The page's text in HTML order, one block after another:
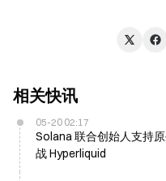
相关快讯
05-20 02:17
Solana 联合创始人支持
战 Hyperliquid